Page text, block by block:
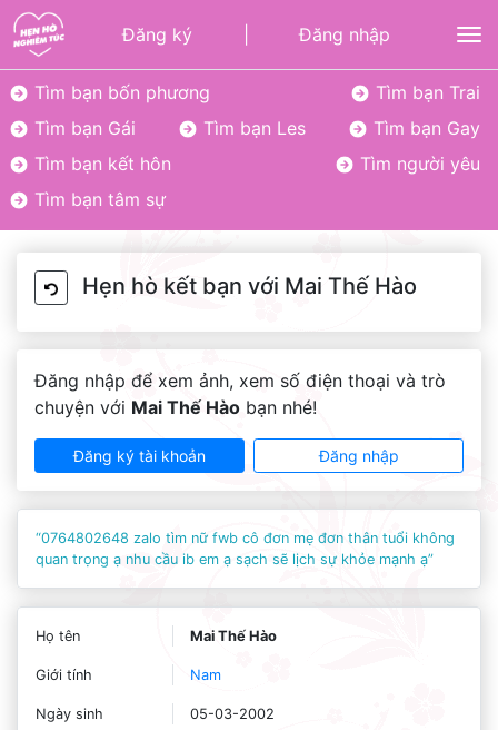
Đăng ký Đăng nhập
Tìm bạn bốn phương
Tìm bạn Trai
Tìm bạn Gái
Tìm bạn Les
Tìm bạn Gay
Tìm bạn kết hôn
Tìm người yêu
Tìm bạn tâm sự
Hẹn hò kết bạn với Mai Thế Hào
Đăng nhập để xem ảnh, xem số điện thoại và trò
chuyện với Mai Thế Hào bạn nhé!
Đăng ký tài khoản Đăng nhập
“0764802648 zalo tìm nữ fwb cô đơn mẹ đơn thân tuổi không
quan trọng ạ nhu cầu ib em ạ sạch sẽ lịch sự khỏe mạnh ạ”
Họ tên Mai Thế Hào
Giới tính Nam
Ngày sinh 05-03-2002